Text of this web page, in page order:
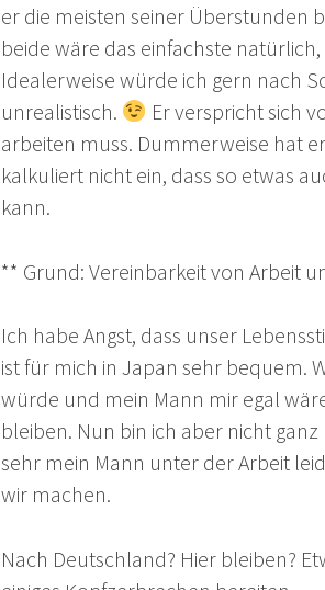
er die meisten seiner Überstunden
beide wäre das einfachste
Idealerweise würde ich gern nach
unrealistisch.
Er verspricht sich
arbeiten muss. Dummerweise hat
kalkuliert nicht ein, dass so etwas
kann.
** Grund: Vereinbarkeit von Arbeit
Ich habe Angst, dass unser
ist für mich in Japan sehr bequem.
würde und mein Mann mir egal
bleiben. Nun bin ich aber nicht
sehr mein Mann unter der Arbeit
wir machen.
Nach Deutschland? Hier bleiben?